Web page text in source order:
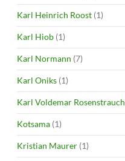
Karl Heinrich Roost (1)
Karl Hiob (1)
Karl Normann (7)
Karl Oniks (1)
Karl Voldemar Rosenstrauch
Kotsama (1)
Kristian Maurer (1)